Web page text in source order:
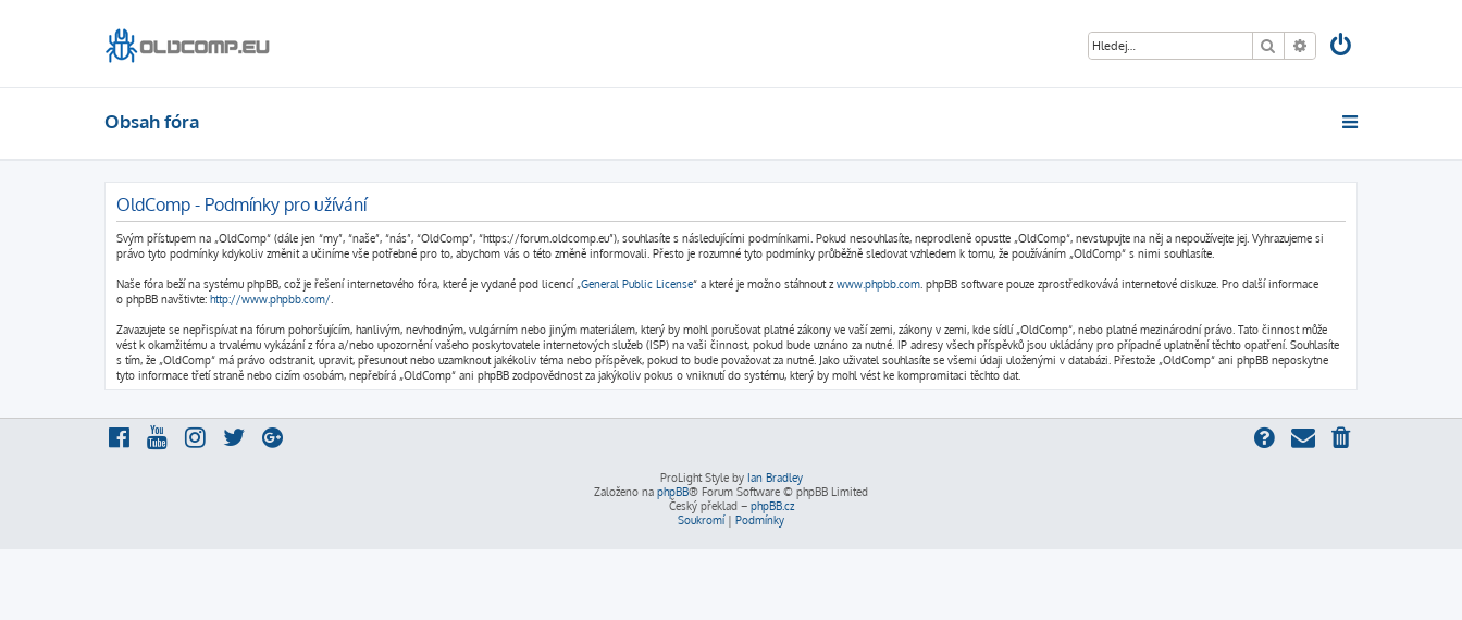
Hledat Pokročilé hledání
Obsah fóra
OldComp - Podmínky pro užívání
Svým přístupem na „OldComp“ (dále jen “my”, “naše”, “nás”, “OldComp”, “https://forum.oldcomp.eu”), souhlasíte s následujícími podmínkami. Pokud nesouhlasíte, neprodleně opusťte „OldComp“, nevstupujte na něj a nepoužívejte jej. Vyhrazujeme si
právo tyto podmínky kdykoliv změnit a učiníme vše potřebné pro to, abychom vás o této změně informovali. Přesto je rozumné tyto podmínky průběžně sledovat vzhledem k tomu, že používáním „OldComp“ s nimi souhlasíte.
Naše fóra beží na systému phpBB, což je řešení internetového fóra, které je vydané pod licencí „General Public License“ a které je možno stáhnout z www.phpbb.com . phpBB software pouze zprostředkovává internetové diskuze. Pro další informace
o phpBB navštivte: http://www.phpbb.com/
Zavazujete se nepřispívat na fórum pohoršujícím, hanlivým, nevhodným, vulgárním nebo jiným materiálem, který by mohl porušovat platné zákony ve vaší zemi, zákony v zemi, kde sídlí „OldComp“, nebo platné mezinárodní právo. Tato činnost může
vést k okamžitému a trvalému vykázání z fóra a/nebo upozornění vašeho poskytovatele internetových služeb (ISP) na vaši činnost, pokud bude uznáno za nutné. IP adresy všech příspěvků jsou ukládány pro případné uplatnění těchto opatření. Souhlasíte
s tím, že „OldComp“ má právo odstranit, upravit, přesunout nebo uzamknout jakékoliv téma nebo příspěvek, pokud to bude považovat za nutné. Jako uživatel souhlasíte se všemi údaji uloženými v databázi. Přestože „OldComp“ ani phpBB neposkytne
tyto informace třetí straně nebo cizím osobám, nepřebírá „OldComp“ ani phpBB zodpovědnost za jakýkoliv pokus o vniknutí do systému, který by mohl vést ke kompromitaci těchto dat.
ProLight Style by Ian Bradley
Založeno na phpBB® Forum Software © phpBB Limited
Český překlad – phpBB.cz
Soukromí| Podmínky